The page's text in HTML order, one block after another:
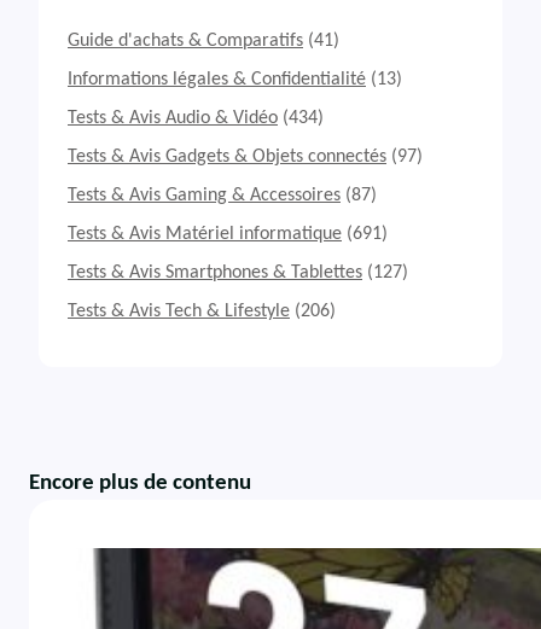
Guide d'achats & Comparatifs (41)
Informations légales & Confidentialité (13)
Tests & Avis Audio & Vidéo (434)
Tests & Avis Gadgets & Objets connectés (97)
Tests & Avis Gaming & Accessoires (87)
Tests & Avis Matériel informatique (691)
Tests & Avis Smartphones & Tablettes (127)
Tests & Avis Tech & Lifestyle (206)
Encore plus de contenu